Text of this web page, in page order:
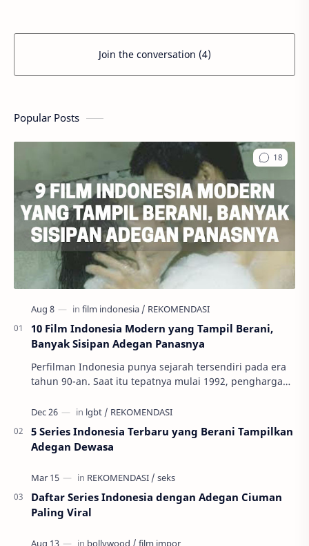
Join the conversation (4)
Popular Posts
10 Film Indonesia Modern yang Tampil Berani,
Banyak Sisipan Adegan Panasnya
Perfilman Indonesia punya sejarah tersendiri pada era
tahun 90-an. Saat itu tepatnya mulai 1992, penghargaan
5 Series Indonesia Terbaru yang Berani Tampilkan
Adegan Dewasa
Daftar Series Indonesia dengan Adegan Ciuman
Paling Viral